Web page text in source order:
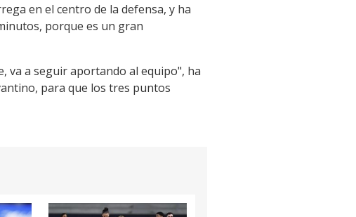
en el centro de la defensa, y ha
porque es un gran
va a seguir aportando al equipo", ha
para que los tres puntos